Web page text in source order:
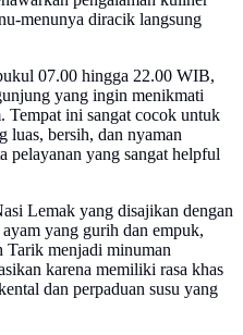
menunya diracik langsung
07.00 hingga 22.00 WIB,
yang ingin menikmati
Tempat ini sangat cocok untuk
luas, bersih, dan nyaman
pelayanan yang sangat helpful
Lemak yang disajikan dengan
yang gurih dan empuk,
Tarik menjadi minuman
karena memiliki rasa khas
dan perpaduan susu yang